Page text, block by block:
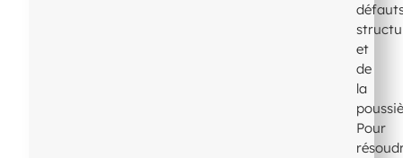
et
de
la
Pour